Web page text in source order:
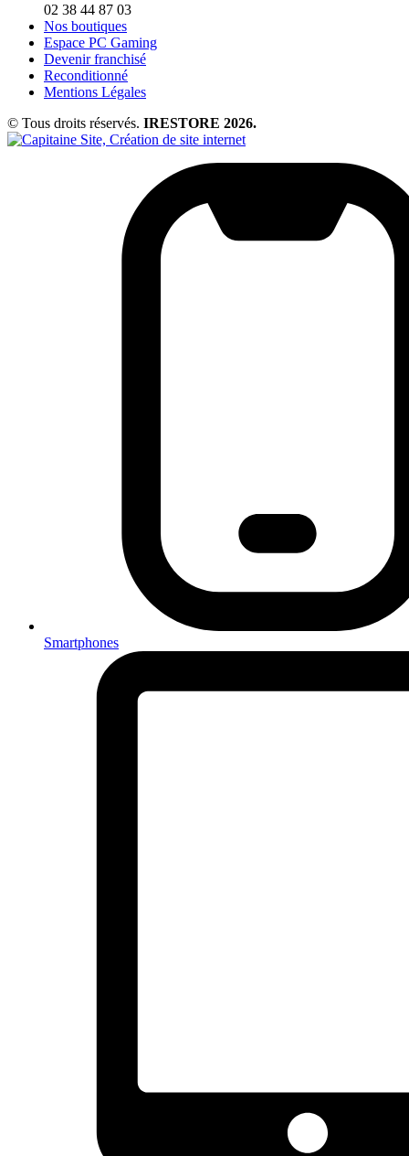
02 38 44 87 03
Nos boutiques
Espace PC Gaming
Devenir franchisé
Reconditionné
Mentions Légales
© Tous droits réservés. IRESTORE 2026.
Smartphones